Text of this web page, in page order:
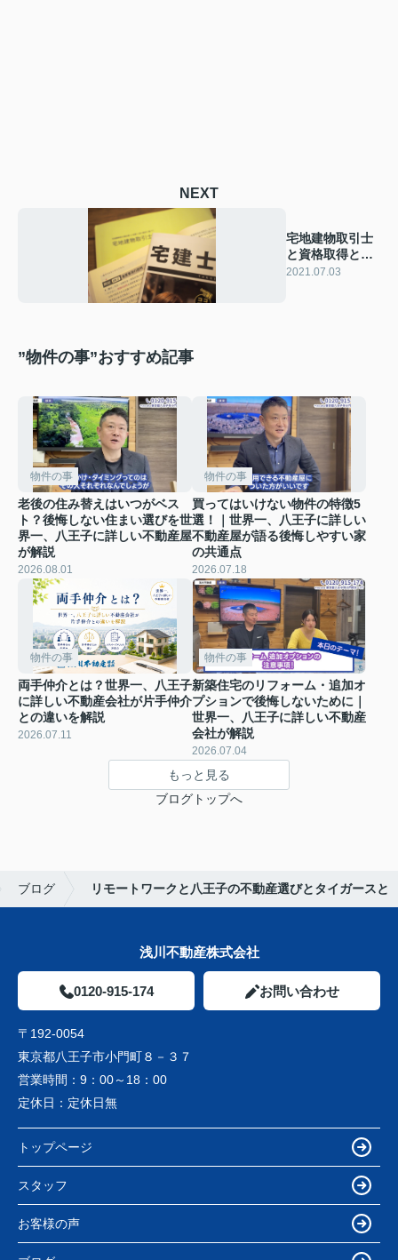
NEXT
宅地建物取引士
と資格取得と浅
川と
2021.07.03
”物件の事”おすすめ記事
物件の事
老後の住み替えはいつがベス
ト？後悔しない住まい選びを世
界一、八王子に詳しい不動産屋
が解説
2026.08.01
物件の事
買ってはいけない物件の特徴5
選！｜世界一、八王子に詳しい
不動産屋が語る後悔しやすい家
の共通点
2026.07.18
物件の事
両手仲介とは？世界一、八王子
に詳しい不動産会社が片手仲介
との違いを解説
2026.07.11
物件の事
新築住宅のリフォーム・追加オ
プションで後悔しないために｜
世界一、八王子に詳しい不動産
会社が解説
2026.07.04
もっと見る
ブログトップへ
ブログ リモートワークと八王子の不動産選びとタイガースと
浅川不動産株式会社
0120-915-174 お問い合わせ
〒192-0054
東京都八王子市小門町８－３７
営業時間： 9：00～18：00
定休日： 定休日無
トップページ
スタッフ
お客様の声